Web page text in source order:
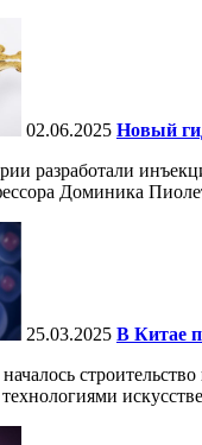
02.06.2025 Новый
разработали
Доминика
25.03.2025 В Китае